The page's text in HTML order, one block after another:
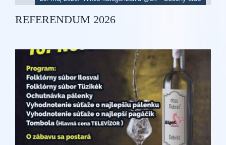
REFERENDUM 2026